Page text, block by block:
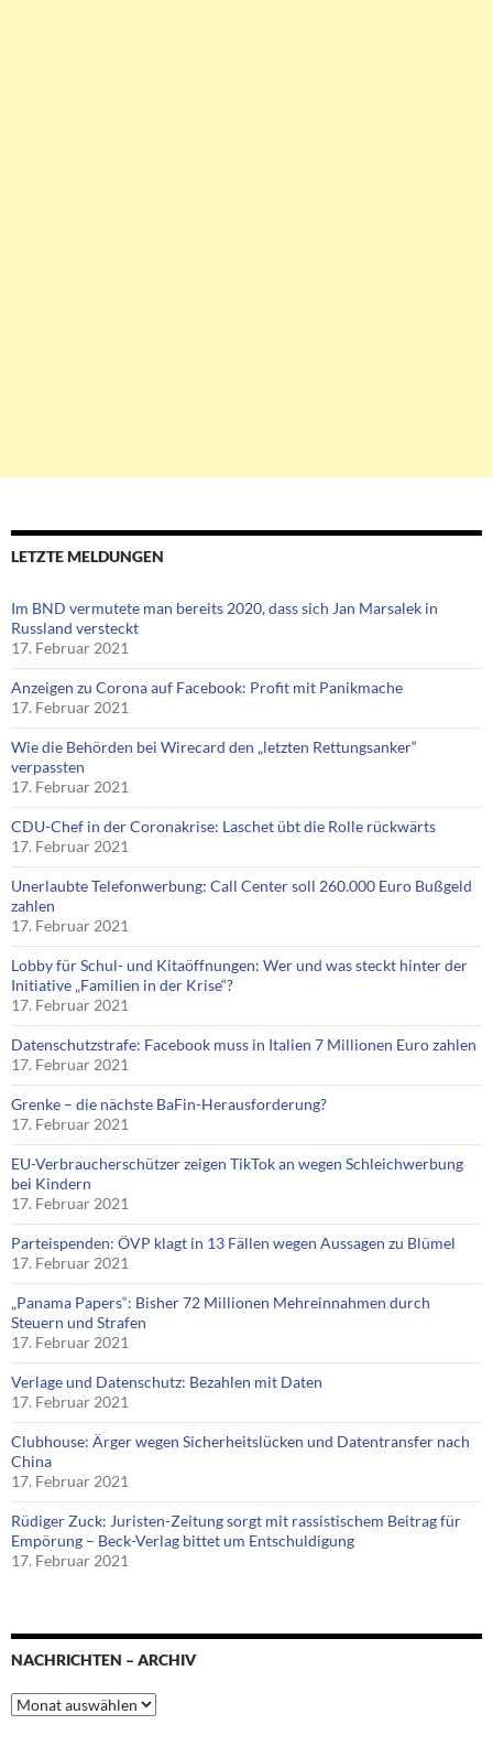
LETZTE MELDUNGEN
Im BND vermutete man bereits 2020, dass sich Jan Marsalek in
Russland versteckt
17. Februar 2021
Anzeigen zu Corona auf Facebook: Profit mit Panikmache
17. Februar 2021
Wie die Behörden bei Wirecard den „letzten Rettungsanker“
verpassten
17. Februar 2021
CDU-Chef in der Coronakrise: Laschet übt die Rolle rückwärts
17. Februar 2021
Unerlaubte Telefonwerbung: Call Center soll 260.000 Euro Bußgeld
zahlen
17. Februar 2021
Lobby für Schul- und Kitaöffnungen: Wer und was steckt hinter der
Initiative „Familien in der Krise“?
17. Februar 2021
Datenschutzstrafe: Facebook muss in Italien 7 Millionen Euro zahlen
17. Februar 2021
Grenke – die nächste BaFin-Herausforderung?
17. Februar 2021
EU-Verbraucherschützer zeigen TikTok an wegen Schleichwerbung
bei Kindern
17. Februar 2021
Parteispenden: ÖVP klagt in 13 Fällen wegen Aussagen zu Blümel
17. Februar 2021
„Panama Papers“: Bisher 72 Millionen Mehreinnahmen durch
Steuern und Strafen
17. Februar 2021
Verlage und Datenschutz: Bezahlen mit Daten
17. Februar 2021
Clubhouse: Ärger wegen Sicherheitslücken und Datentransfer nach
China
17. Februar 2021
Rüdiger Zuck: Juristen-Zeitung sorgt mit rassistischem Beitrag für
Empörung – Beck-Verlag bittet um Entschuldigung
17. Februar 2021
NACHRICHTEN – ARCHIV
Nachrichten
–